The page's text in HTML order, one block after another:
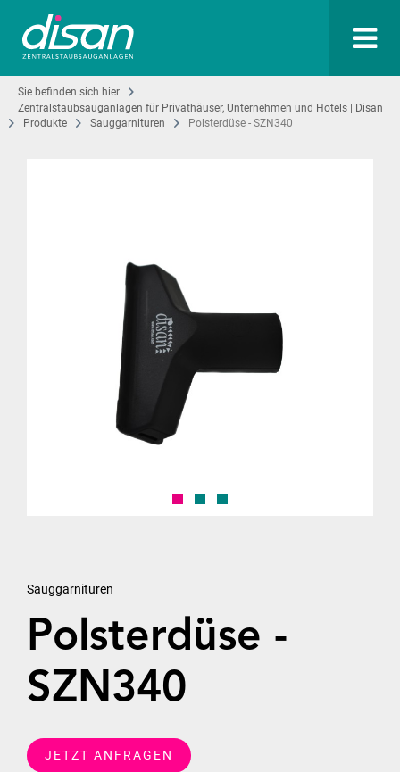
Sie befinden sich hier
Zentralstaubsauganlagen für Privathäuser, Unternehmen und Hotels | Disan
Produkte
Sauggarnituren Polsterdüse - SZN340
Sauggarnituren
Polsterdüse -
SZN340
JETZT ANFRAGEN